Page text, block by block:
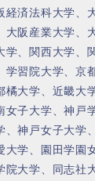
経済法科大学、
大阪産業大学、
学、関西大学、
習院大学、京
橘大学、近畿大
女子大学、神戸
、神戸女子大学
大学、園田学園
院大学、同志社